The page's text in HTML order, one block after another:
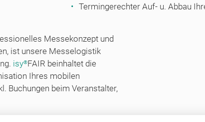
Termingerechter Auf- u. Abbau
Messekonzept und
ist unsere Messelogistik
isy®FAIR beinhaltet die
Ihres mobilen
Buchungen beim Veranstalter,